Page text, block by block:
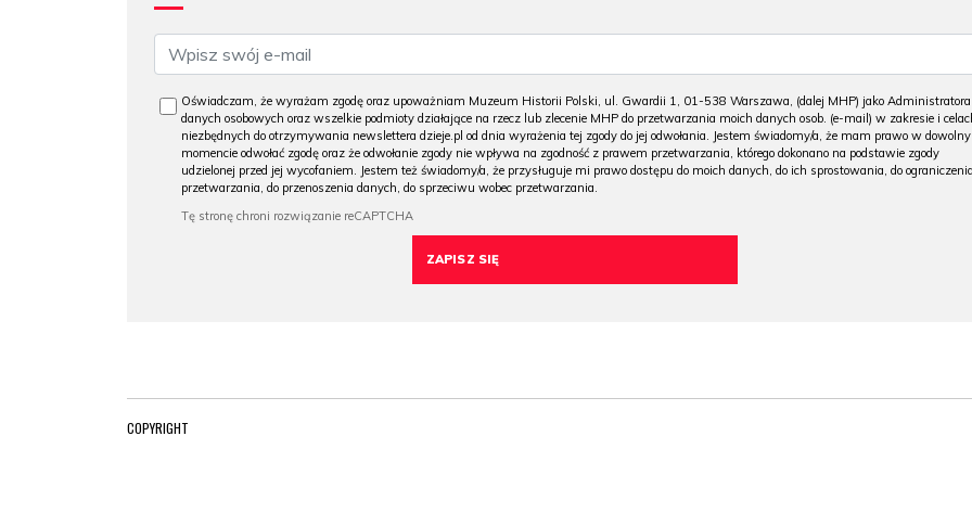
Oświadczam, że wyrażam zgodę oraz upoważniam Muzeum Historii Polski, ul. Gwardii 1, 01-538 Warszawa, (dalej MHP) jako Administratora
danych osobowych oraz wszelkie podmioty działające na rzecz lub zlecenie MHP do przetwarzania moich danych osob. (e-mail) w zakresie i
niezbędnych do otrzymywania newslettera dzieje.pl od dnia wyrażenia tej zgody do jej odwołania. Jestem świadomy/a, że mam prawo w
momencie odwołać zgodę oraz że odwołanie zgody nie wpływa na zgodność z prawem przetwarzania, którego dokonano na podstawie zgody
udzielonej przed jej wycofaniem. Jestem też świadomy/a, że przysługuje mi prawo dostępu do moich danych, do ich sprostowania, do
przetwarzania, do przenoszenia danych, do sprzeciwu wobec przetwarzania.
COPYRIGHT